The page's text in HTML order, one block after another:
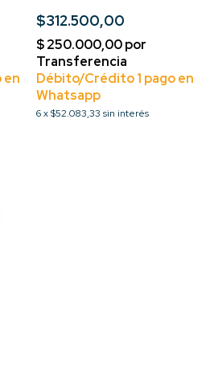
$312.500,00
6x$52.083,33 sin interés